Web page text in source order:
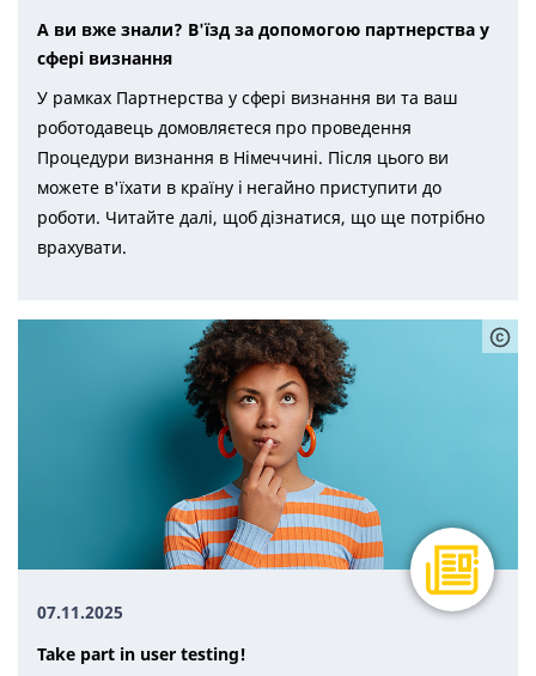
А ви вже знали? В'їзд за допомогою партнерства у
сфері визнання
У рамках Партнерства у сфері визнання ви та ваш
роботодавець домовляєтеся про проведення
Процедури визнання в Німеччині. Після цього ви
можете в'їхати в країну і негайно приступити до
роботи. Читайте далі, щоб дізнатися, що ще потрібно
врахувати.
07.11.2025
Take part in user testing!